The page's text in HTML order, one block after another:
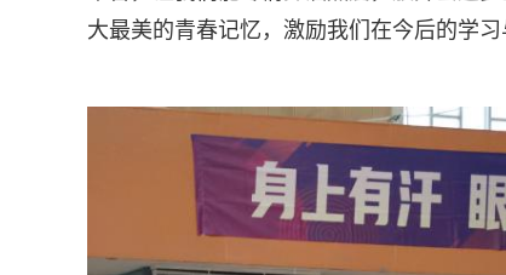
大最美的青春记忆，激励我们在今后的学